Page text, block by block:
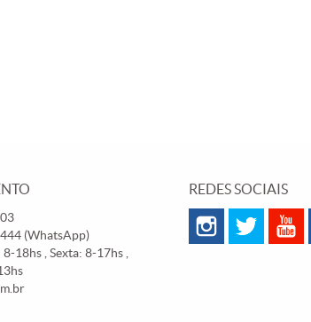
(WhatsApp)
18hs , Sexta: 8-17hs ,
REDES SOCIAIS